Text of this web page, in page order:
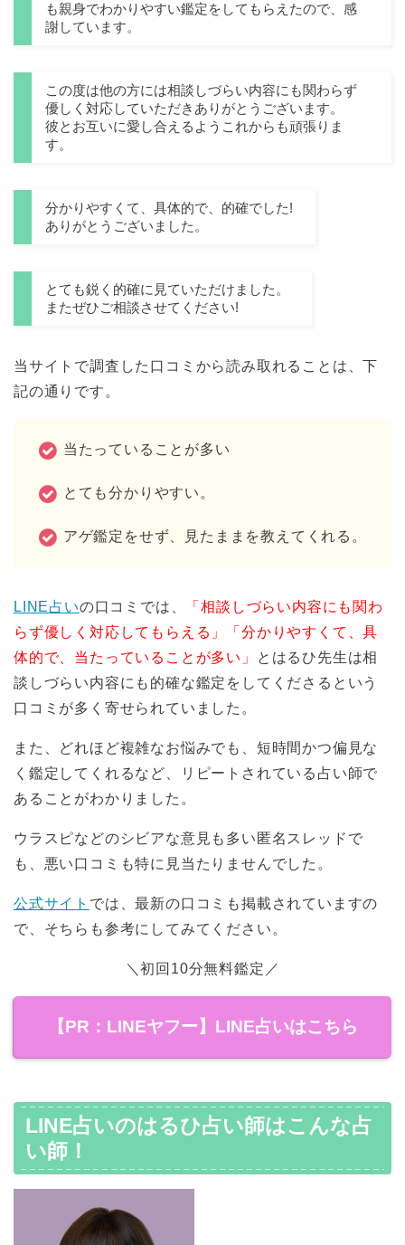
も親身でわかりやすい鑑定をしてもらえたので、感
謝しています。
この度は他の方には相談しづらい内容にも関わらず
優しく対応していただきありがとうございます。
彼とお互いに愛し合えるようこれからも頑張りま
す。
分かりやすくて、具体的で、的確でした!
ありがとうございました。
とても鋭く的確に見ていただけました。
またぜひご相談させてください!
当サイトで調査した口コミから読み取れることは、下
記の通りです。
当たっていることが多い
とても分かりやすい。
アゲ鑑定をせず、見たままを教えてくれる。
LINE占いの口コミでは、
「相談しづらい内容にも関わ
らず優しく対応してもらえる」「分かりやすくて、具
体的で、当たっていることが多い」
とはるひ先生は相
談しづらい内容にも的確な鑑定をしてくださるという
口コミが多く寄せられていました。
また、どれほど複雑なお悩みでも、短時間かつ偏見な
く鑑定してくれるなど、リピートされている占い師で
あることがわかりました。
ウラスピなどのシビアな意見も多い匿名スレッドで
も、悪い口コミも特に見当たりませんでした。
公式サイト では、最新の口コミも掲載されていますの
で、そちらも参考にしてみてください。
＼初回10分無料鑑定／
【PR：LINEヤフー】LINE占いはこちら
LINE占いのはるひ占い師はこんな占
い師！